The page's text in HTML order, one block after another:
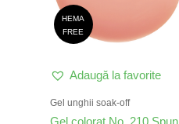
HEMA
FREE
Adaugă la favorite
Gel unghii soak-off
Gel colorat No. 210 Spun